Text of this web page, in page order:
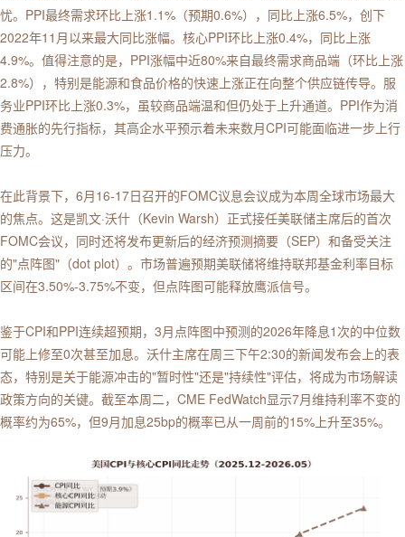
忧。PPI最终需求环比上涨1.1%（预期0.6%），同比上涨6.5%，创下
2022年11月以来最大同比涨幅。核心PPI环比上涨0.4%，同比上涨
4.9%。值得注意的是，PPI涨幅中近80%来自最终需求商品端（环比上涨
2.8%），特别是能源和食品价格的快速上涨正在向整个供应链传导。服
务业PPI环比上涨0.3%，虽较商品端温和但仍处于上升通道。PPI作为消
费通胀的先行指标，其高企水平预示着未来数月CPI可能面临进一步上行
压力。
在此背景下，6月16-17日召开的FOMC议息会议成为本周全球市场最大
的焦点。这是凯文·沃什（Kevin Warsh）正式接任美联储主席后的首次
FOMC会议，同时还将发布更新后的经济预测摘要（SEP）和备受关注
的"点阵图"（dot plot）。市场普遍预期美联储将维持联邦基金利率目标
区间在3.50%-3.75%不变，但点阵图可能释放鹰派信号。
鉴于CPI和PPI连续超预期，3月点阵图中预测的2026年降息1次的中位数
可能上修至0次甚至加息。沃什主席在周三下午2:30的新闻发布会上的表
态，特别是关于能源冲击的"暂时性"还是"持续性"评估，将成为市场解读
政策方向的关键。截至本周二，CME FedWatch显示7月维持利率不变的
概率约为65%，但9月加息25bp的概率已从一周前的15%上升至35%。